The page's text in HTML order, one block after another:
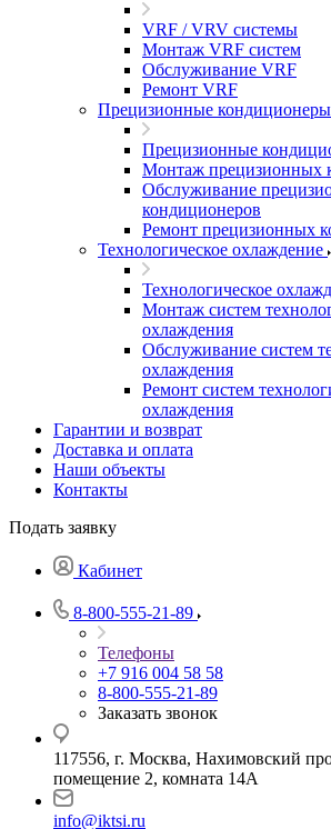
VRF / VRV системы
Монтаж VRF систем
Обслуживание VRF
Ремонт VRF
Прецизионные кондиционеры
Прецизионные
Монтаж прецизионных
Обслуживание
кондиционеров
Ремонт прецизионных
Технологическое охлаждение
Технологическое
Монтаж систем
охлаждения
Обслуживание систем
охлаждения
Ремонт систем
охлаждения
Гарантии и возврат
Доставка и оплата
Наши объекты
Контакты
Подать заявку
Кабинет
8-800-555-21-89
Телефоны
+7 916 004 58 58
8-800-555-21-89
Заказать звонок
117556, г. Москва, Нахимовский
помещение 2, комната 14А
info@iktsi.ru